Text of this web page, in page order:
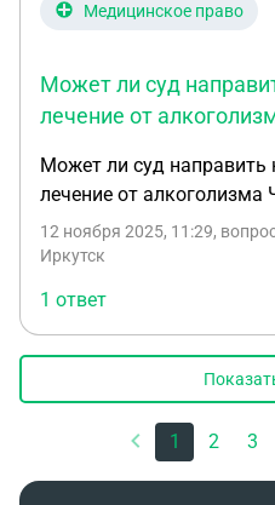
Медицинское право
Может ли суд
лечение от
Может ли суд направить
лечение от алкоголизма
12 ноября 2025, 11:29,
Иркутск
1 ответ
1 2 3